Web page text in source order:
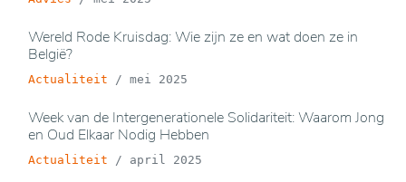
Wereld Rode Kruisdag: Wie zijn ze en wat doen ze in
België?
Actualiteit / mei 2025
Week van de Intergenerationele Solidariteit: Waarom Jong
en Oud Elkaar Nodig Hebben
Actualiteit / april 2025